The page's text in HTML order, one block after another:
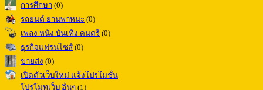
การศึกษา (0)
รถยนต์ ยานพาหนะ (0)
เพลง หนัง บันเทิง ดนตรี (0)
ธุรกิจแฟรนไซส์ (0)
ขายส่ง (0)
เปิดตัวเว็บใหม่ แจ้งโปรโมชั่น
โปรโมทเว็บ อื่นๆ (1)